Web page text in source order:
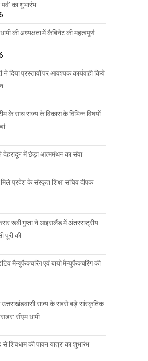
का शुभारंभ
की अध्यक्षता में कैबिनेट की महत्वपूर्ण
ने दिया प्रस्तावों पर आवश्यक कार्यवाही किये
के साथ राज्य के विकास के विभिन्न विषयों
देहरादून में छेड़ा आत्ममंथन का संवा
प्रदेश के संस्कृत शिक्षा सचिव दीपक
रूबी गुप्ता ने आइसलैंड में अंतरराष्ट्रीय
पूरी की
मैन्युफैक्चरिंग एवं बायो मैन्युफैक्चरिंग की
उत्तराखंडवासी राज्य के सबसे बड़े सांस्कृतिक
सीएम धामी
से शिवधाम की पावन यात्रा का शुभारंभ